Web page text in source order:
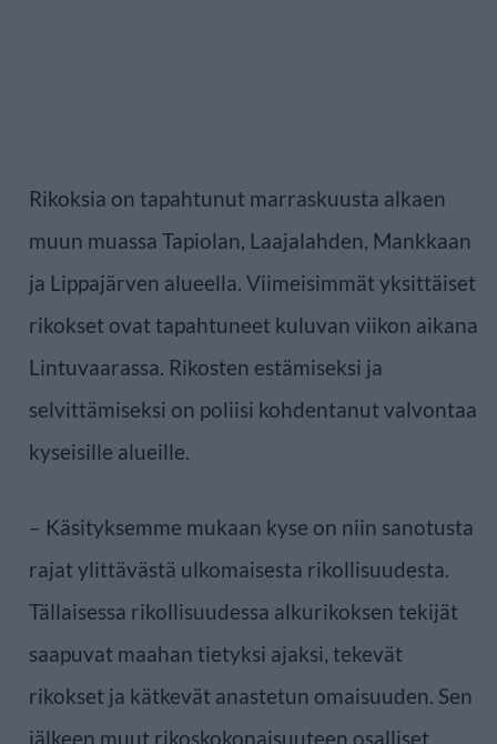
Rikoksia on tapahtunut marraskuusta alkaen
muun muassa Tapiolan, Laajalahden, Mankkaan
ja Lippajärven alueella. Viimeisimmät yksittäiset
rikokset ovat tapahtuneet kuluvan viikon aikana
Lintuvaarassa. Rikosten estämiseksi ja
selvittämiseksi on poliisi kohdentanut valvontaa
kyseisille alueille.
– Käsityksemme mukaan kyse on niin sanotusta
rajat ylittävästä ulkomaisesta rikollisuudesta.
Tällaisessa rikollisuudessa alkurikoksen tekijät
saapuvat maahan tietyksi ajaksi, tekevät
rikokset ja kätkevät anastetun omaisuuden. Sen
jälkeen muut rikoskokonaisuuteen osalliset